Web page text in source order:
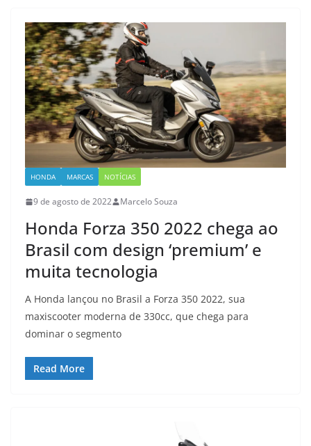
HONDA MARCAS NOTÍCIAS
9 de agosto de 2022 Marcelo Souza
Honda Forza 350 2022 chega ao
Brasil com design ‘premium’ e
muita tecnologia
A Honda lançou no Brasil a Forza 350 2022, sua
maxiscooter moderna de 330cc, que chega para
dominar o segmento
Read More